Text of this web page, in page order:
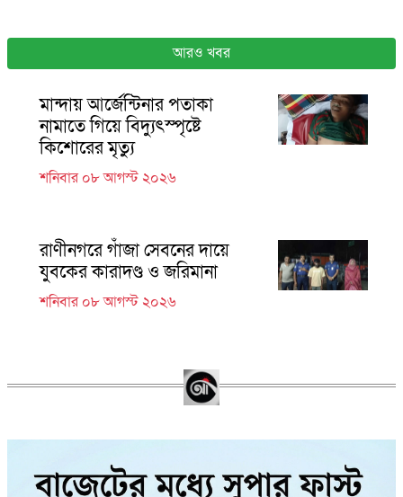
আরও খবর
মান্দায় আর্জেন্টিনার পতাকা
নামাতে গিয়ে বিদ্যুৎস্পৃষ্টে
কিশোরের মৃত্যু
শনিবার ০৮ আগস্ট ২০২৬
রাণীনগরে গাঁজা সেবনের দায়ে
যুবকের কারাদণ্ড ও জরিমানা
শনিবার ০৮ আগস্ট ২০২৬